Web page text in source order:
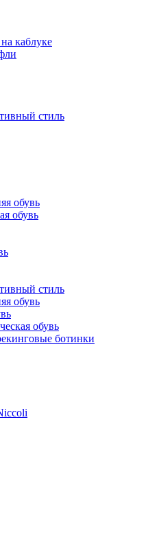
каблуке
стиль
обувь
обувь
стиль
обувь
обувь
ботинки